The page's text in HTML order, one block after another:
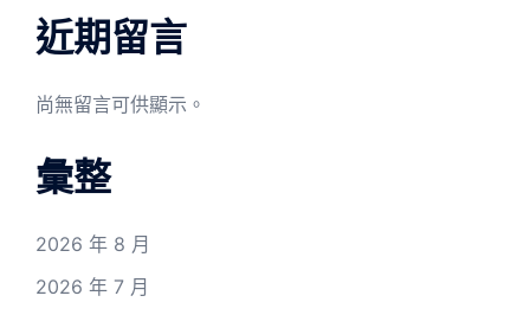
近期留言
尚無留言可供顯示。
彙整
2026 年 8 月
2026 年 7 月